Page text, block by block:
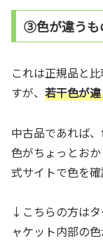
③色が違うも
これは正規品と
すが、 若干色が
中古品であれば
色がちょっとお
式サイトで色を
↓こちらの方は
ャケット内部の